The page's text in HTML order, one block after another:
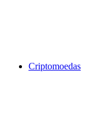
Criptomoedas